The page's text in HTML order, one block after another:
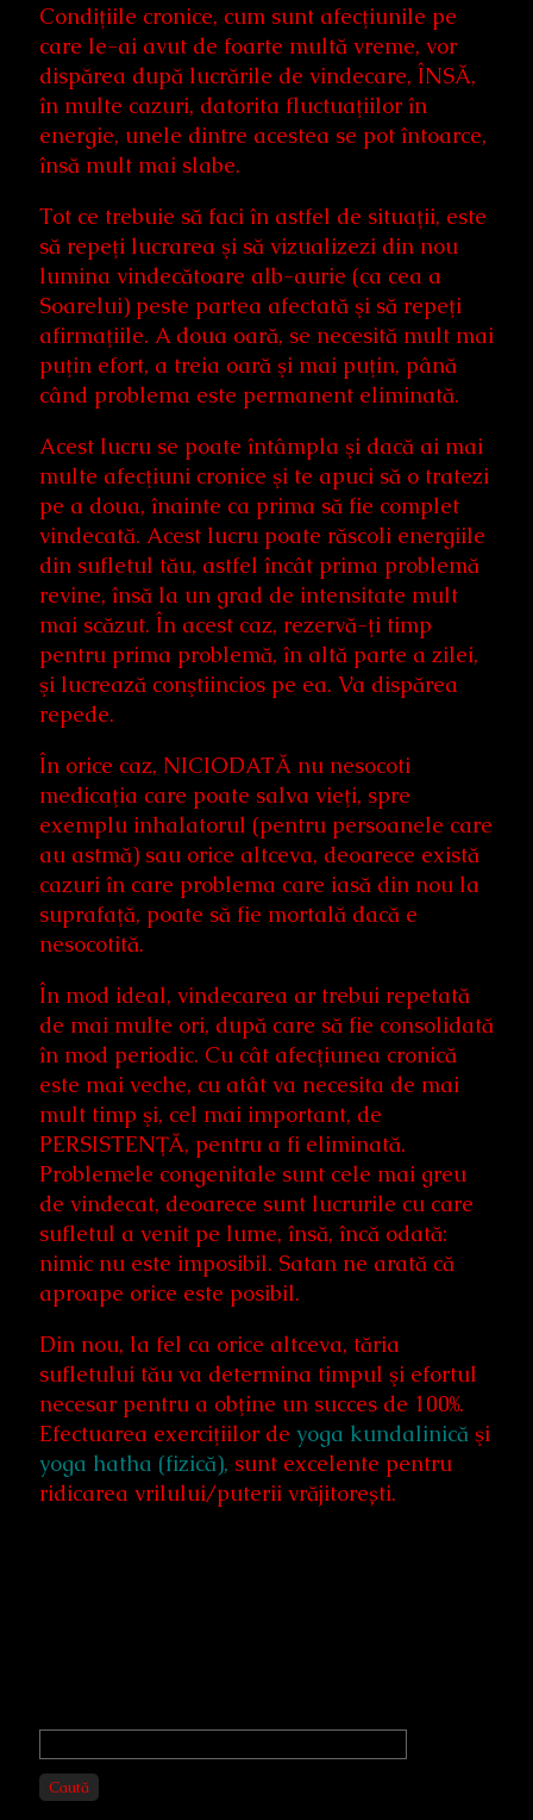
Condiţiile cronice, cum sunt afecţiunile pe
care le-ai avut de foarte multă vreme, vor
dispărea după lucrările de vindecare, ÎNSĂ,
în multe cazuri, datorita fluctuaţiilor în
energie, unele dintre acestea se pot întoarce,
însă mult mai slabe.
Tot ce trebuie să faci în astfel de situaţii, este
să repeţi lucrarea şi să vizualizezi din nou
lumina vindecătoare alb-aurie (ca cea a
Soarelui) peste partea afectată şi să repeţi
afirmaţiile. A doua oară, se necesită mult mai
puţin efort, a treia oară şi mai puţin, până
când problema este permanent eliminată.
Acest lucru se poate întâmpla şi dacă ai mai
multe afecţiuni cronice şi te apuci să o tratezi
pe a doua, înainte ca prima să fie complet
vindecată. Acest lucru poate răscoli energiile
din sufletul tău, astfel încât prima problemă
revine, însă la un grad de intensitate mult
mai scăzut. În acest caz, rezervă-ţi timp
pentru prima problemă, în altă parte a zilei,
şi lucrează conştiincios pe ea. Va dispărea
repede.
În orice caz, NICIODATĂ nu nesocoti
medicaţia care poate salva vieţi, spre
exemplu inhalatorul (pentru persoanele care
au astmă) sau orice altceva, deoarece există
cazuri în care problema care iasă din nou la
suprafaţă, poate să fie mortală dacă e
nesocotită.
În mod ideal, vindecarea ar trebui repetată
de mai multe ori, după care să fie consolidată
în mod periodic. Cu cât afecţiunea cronică
este mai veche, cu atât va necesita de mai
mult timp şi, cel mai important, de
PERSISTENŢĂ, pentru a fi eliminată.
Problemele congenitale sunt cele mai greu
de vindecat, deoarece sunt lucrurile cu care
sufletul a venit pe lume, însă, încă odată:
nimic nu este imposibil. Satan ne arată că
aproape orice este posibil.
Din nou, la fel ca orice altceva, tăria
sufletului tău va determina timpul şi efortul
necesar pentru a obţine un succes de 100%.
Efectuarea exerciţiilor de yoga kundalinică şi
yoga hatha (fizică), sunt excelente pentru
ridicarea vrilului/puterii vrăjitorești.
Primary
Sidebar
Caută